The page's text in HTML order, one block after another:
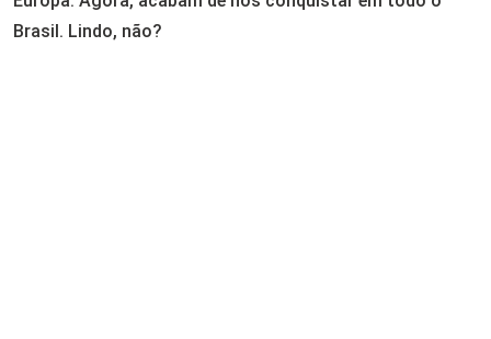
Brasil. Lindo, não?